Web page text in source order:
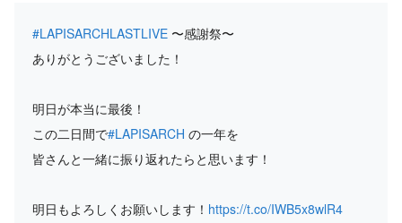
#LAPISARCHLASTLIVE 〜感謝祭〜
ありがとうございました！
明日が本当に最後！
この二日間で#LAPISARCH の一年を
皆さんと一緒に振り返れたらと思います！
明日もよろしくお願いします！ https://t.co/IWB5x8wlR4